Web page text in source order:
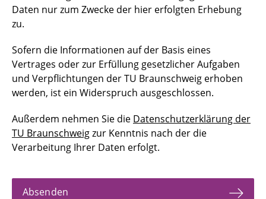
Daten nur zum Zwecke der hier erfolgten Erhebung
zu.
Sofern die Informationen auf der Basis eines
Vertrages oder zur Erfüllung gesetzlicher Aufgaben
und Verpflichtungen der TU Braunschweig erhoben
werden, ist ein Widerspruch ausgeschlossen.
Außerdem nehmen Sie die Datenschutzerklärung der
TU Braunschweigzur Kenntnis nach der die
Verarbeitung Ihrer Daten erfolgt.
Absenden